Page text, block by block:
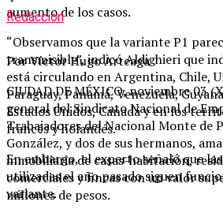
aumento de los casos.
“Observamos que la variante P1
transmisible”, indicó Aldighieri que
está circulando en Argentina, Chile,
Paraguay, Panamá, Venezuela,
Estados Unidos, Canadá y en los
francés y holandés.
En embargo, el experto señaló que
utilizadas el año pasado siguen
variante.
Redaccion
Por Víctor Hugo Arteaga
CIUDAD DE MÉXICO, noviembre 03
general del Sindicato Nacional de
Trabajadores del Nacional Monte de
González, y dos de sus hermanos,
inmobiliaria de casas-habitación,
comerciales y fincas con un valor
millones de pesos.